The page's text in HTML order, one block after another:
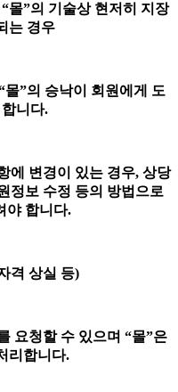
몰”의 기술상 현저히 지장
는 경우
”의 승낙이 회원에게 도
니다.
에 변경이 있는 경우, 상당
정보 수정 등의 방법으로
야 합니다.
격 상실 등)
요청할 수 있으며 “몰”은
리합니다.